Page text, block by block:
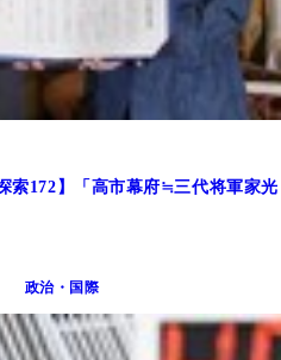
索172】「高市幕府≒三代将軍家光
政治・国際